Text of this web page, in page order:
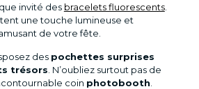
invité des bracelets fluorescents.
une touche lumineuse et
de votre fête.
des pochettes surprises
trésors . N’oubliez surtout pas de
coin photobooth